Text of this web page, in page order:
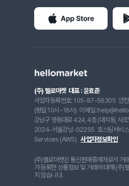
(주) 헬로마켓 대표 : 윤효준
사업자등록번호: 105-87-56305 안
(평일 10시~16시) 이메일:
강남구 영동대로 424, 4층 (대치동, 사
2024-서울강남-02255 호스팅서비
Services (AWS) 사업자정보확인
(주)헬로마켓은 통신판매중개자로서 거
가 등록한 상품정보 및 거래에 대해 (주)
지 않습니다.